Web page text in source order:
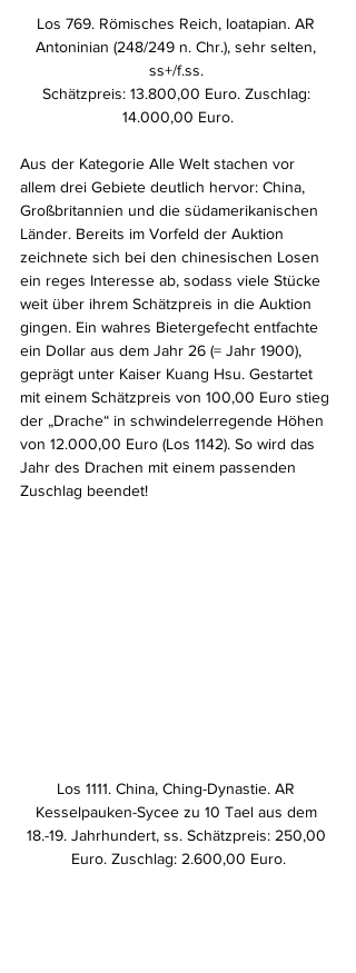
Los 769. Römisches Reich, Ioatapian. AR
Antoninian (248/249 n. Chr.), sehr selten,
ss+/f.ss.
Schätzpreis: 13.800,00 Euro. Zuschlag:
14.000,00 Euro.
Aus der Kategorie Alle Welt stachen vor
allem drei Gebiete deutlich hervor: China,
Großbritannien und die südamerikanischen
Länder. Bereits im Vorfeld der Auktion
zeichnete sich bei den chinesischen Losen
ein reges Interesse ab, sodass viele Stücke
weit über ihrem Schätzpreis in die Auktion
gingen. Ein wahres Bietergefecht entfachte
ein Dollar aus dem Jahr 26 (= Jahr 1900),
geprägt unter Kaiser Kuang Hsu. Gestartet
mit einem Schätzpreis von 100,00 Euro stieg
der „Drache“ in schwindelerregende Höhen
von 12.000,00 Euro (Los 1142). So wird das
Jahr des Drachen mit einem passenden
Zuschlag beendet!
Los 1111. China, Ching-Dynastie. AR
Kesselpauken-Sycee zu 10 Tael aus dem
18.-19. Jahrhundert, ss. Schätzpreis: 250,00
Euro. Zuschlag: 2.600,00 Euro.